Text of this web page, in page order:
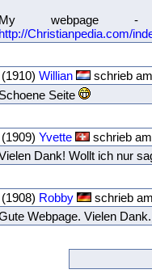
My webpage -
http://Christianpedia.com/
(1910) Willian
schrieb
Schoene Seite
(1909) Yvette
schrieb
Dank! Wollt ich nur
(1908) Robby
schrieb
Webpage. Vielen